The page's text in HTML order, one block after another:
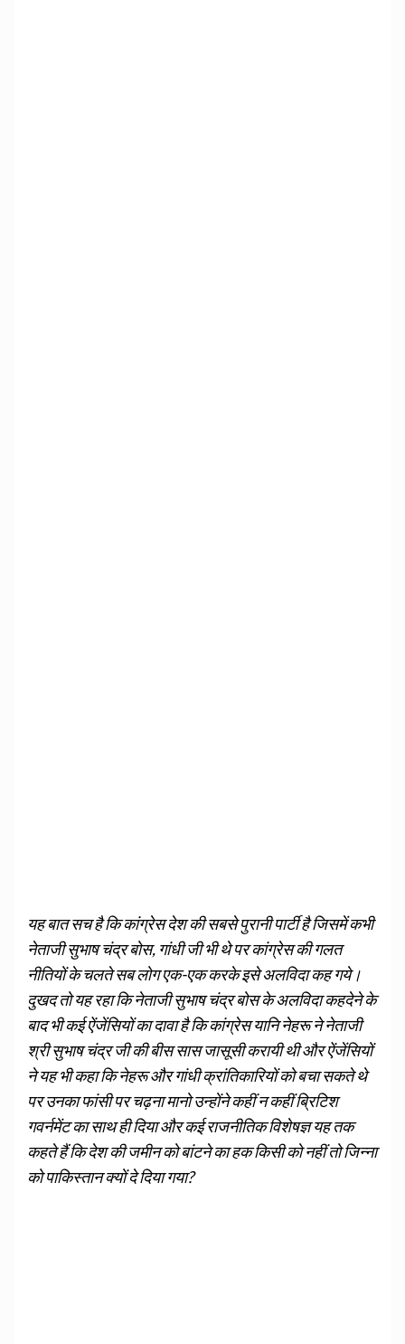
यह बात सच है कि कांग्रेस देश की सबसे पुरानी पार्टी है जिसमें कभी
नेताजी सुभाष चंद्र बोस, गांधी जी भी थे पर कांग्रेस की गलत
नीतियों के चलते सब लोग एक-एक करके इसे अलविदा कह गये।
दुखद तो यह रहा कि नेताजी सुभाष चंद्र बोस के अलविदा कहदेने के
बाद भी कई ऐंजेंसियों का दावा है कि कांग्रेस यानि नेहरू ने नेताजी
श्री सुभाष चंद्र जी की बीस सास जासूसी करायी थी और ऐंजेंसियों
ने यह भी कहा कि नेहरू और गांधी क्रांतिकारियों को बचा सकते थे
पर उनका फांसी पर चढ़ना मानो उन्होंने कहीं न कहीं ब्रिटिश
गवर्नमेंट का साथ ही दिया और कई राजनीतिक विशेषज्ञ यह तक
कहते हैं कि देश की जमीन को बांटने का हक किसी को नहीं तो जिन्ना
को पाकिस्तान क्यों दे दिया गया?